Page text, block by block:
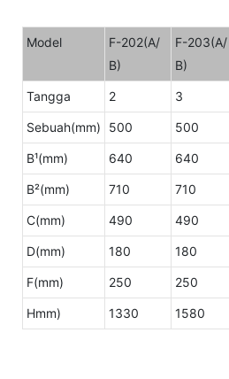
Model
F-202(A/
B)
F-203(A/
B)
Tangga 2 3
Sebuah(mm) 500 500
B¹(mm) 640 640
B²(mm) 710 710
C(mm) 490 490
D(mm) 180 180
F(mm) 250 250
Hmm) 1330 1580